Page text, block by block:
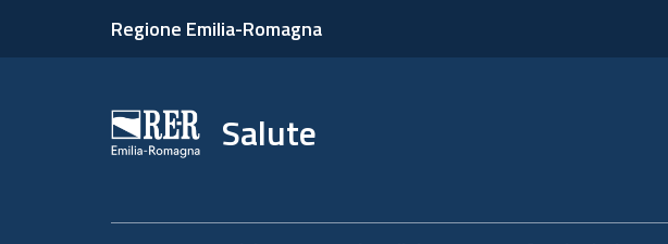
Regione Emilia-Romagna
Salute